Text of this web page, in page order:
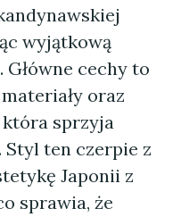
wyjątkową
cechy to
oraz
która sprzyja
ten czerpie z
Japonii z
sprawia, że